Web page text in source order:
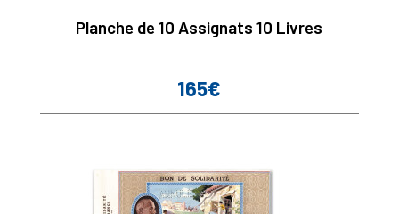
Planche de 10 Assignats 10 Livres
Prix
165€